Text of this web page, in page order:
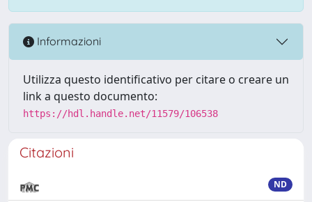
Informazioni
Utilizza questo identificativo per citare o creare un
link a questo documento:
https://hdl.handle.net/11579/106538
Citazioni
ND